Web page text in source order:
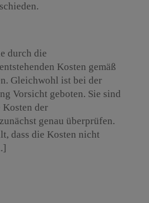
durch die
Kosten gemäß
Gleichwohl ist bei der
Vorsicht geboten. Sie sind
Kosten der
genau überprüfen.
dass die Kosten nicht